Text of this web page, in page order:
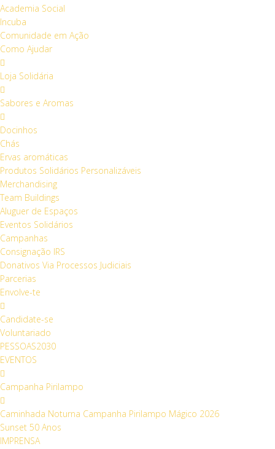
Academia Social
Incuba
Comunidade em Ação
Como Ajudar
Loja Solidária
Sabores e Aromas
Docinhos
Chás
Ervas aromáticas
Produtos Solidários Personalizáveis
Merchandising
Team Buildings
Aluguer de Espaços
Eventos Solidários
Campanhas
Consignação IRS
Donativos Via Processos Judiciais
Parcerias
Envolve-te
Candidate-se
Voluntariado
PESSOAS2030
EVENTOS
Campanha Pirilampo
Caminhada Noturna Campanha Pirilampo Mágico 2026
Sunset 50 Anos
IMPRENSA